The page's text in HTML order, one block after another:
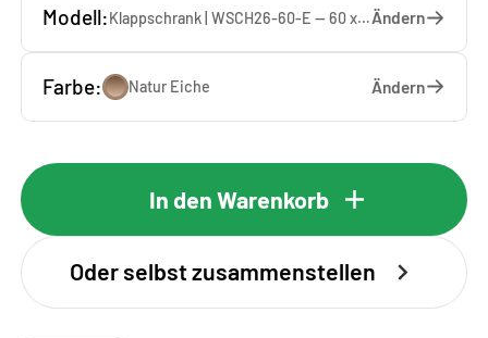
Modell: Klappschrank | WSCH26-60-E — 60 x 26 x 65 cmÄndern
Farbe: Natur Eiche Ändern
In den Warenkorb
Oder selbst zusammenstellen